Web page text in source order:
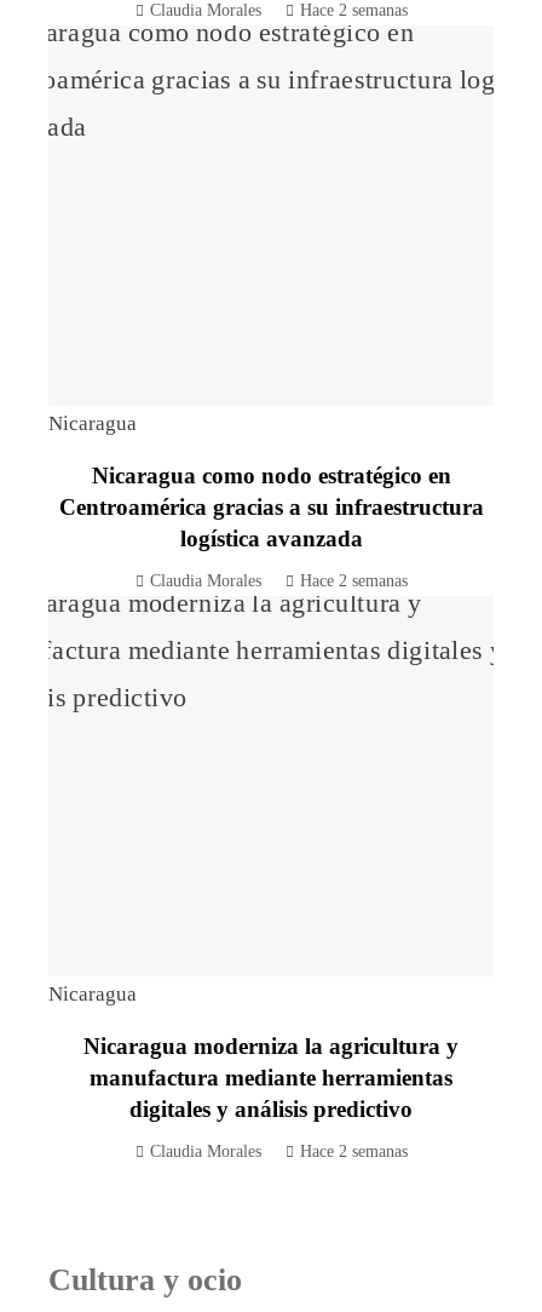
Claudia Morales Hace 2 semanas
Nicaragua
Nicaragua como nodo estratégico en
Centroamérica gracias a su infraestructura
logística avanzada
Claudia Morales Hace 2 semanas
Nicaragua
Nicaragua moderniza la agricultura y
manufactura mediante herramientas
digitales y análisis predictivo
Claudia Morales Hace 2 semanas
Cultura y ocio